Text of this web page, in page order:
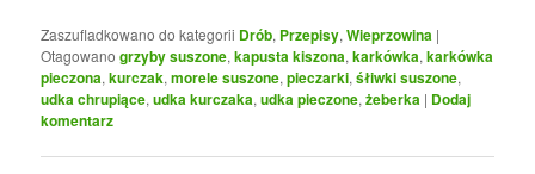
Zaszufladkowano do kategorii Drób, Przepisy,Wieprzowina |
Otagowano grzyby suszone,kapusta kiszona,karkówka,karkówka
pieczona,kurczak,morele suszone,pieczarki,śłiwki suszone,
udka chrupiące,udka kurczaka,udka pieczone,żeberka | Dodaj
komentarz